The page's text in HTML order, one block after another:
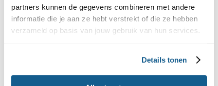
partners kunnen de gegevens combineren met andere
informatie die je aan ze hebt verstrekt of die ze hebben
verzameld op basis van jouw gebruik van hun services.
Details tonen
salade
Comfortfood in een gezonder jasje
2 hoofdgerecht
meer dan 30 minuten